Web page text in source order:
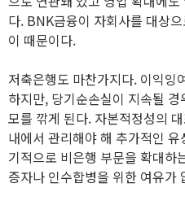
다. BNK금융이 자회사를 대상
이 때문이다.
저축은행도 마찬가지다. 이익잉
하지만, 당기순손실이 지속될
모를 깎게 된다. 자본적정성의
내에서 관리해야 해 추가적인
기적으로 비은행 부문을 확대하
증자나 인수합병을 위한 여유가